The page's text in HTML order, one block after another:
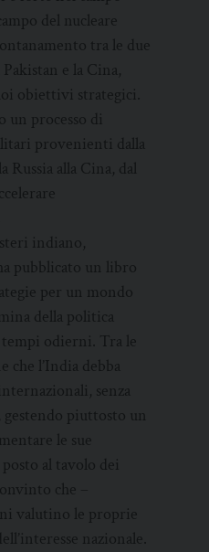
del nucleare
tra le due
e la Cina,
obiettivi strategici.
un processo di
provenienti dalla
Russia alla Cina, dal
indiano,
pubblicato un libro
per un mondo
della politica
tempi odierni. Tra le
che l’India debba
senza
piuttosto un
le sue
al tavolo dei
che –
valutino le proprie
nazionale.